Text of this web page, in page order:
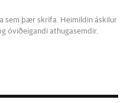
sem þær skrifa. Heimildin áskilur
óviðeigandi athugasemdir.